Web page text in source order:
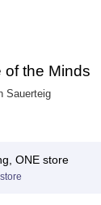
of the Minds
Sauerteig
ONE store